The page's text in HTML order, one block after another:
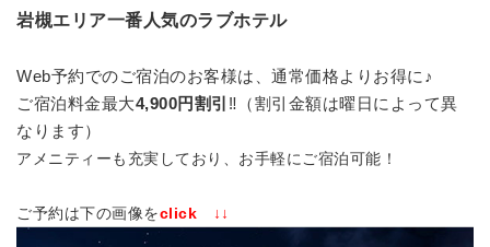
岩槻エリア一番人気のラブホテル
Web予約でのご宿泊のお客様は、通常価格よりお得に♪
ご宿泊料金最大4,900円割引 ‼ （割引金額は曜日によって異
なります）
アメニティーも充実しており、お手軽にご宿泊可能！
ご予約は下の画像をclick ↓↓